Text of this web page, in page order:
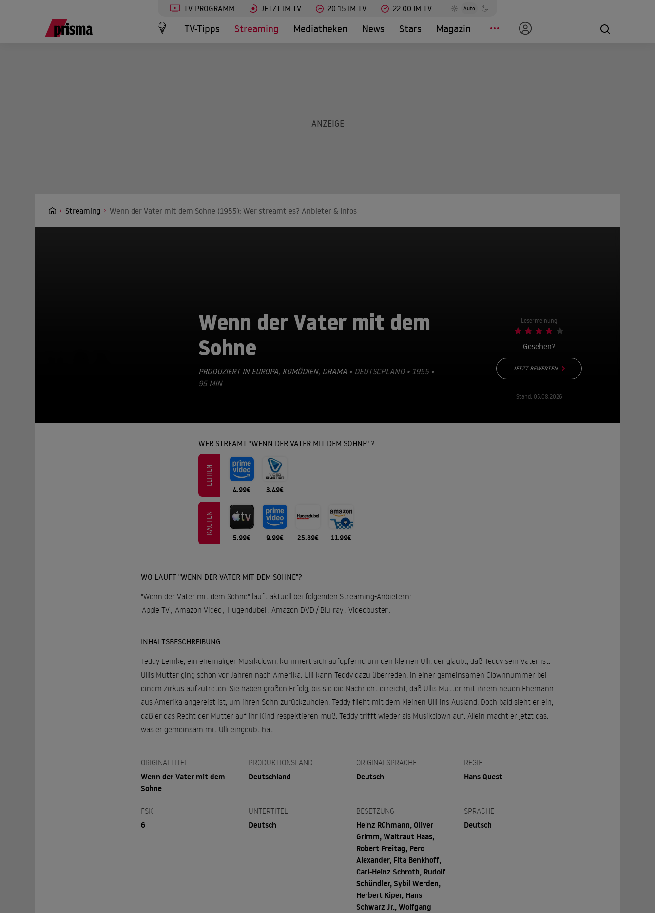
TV-PROGRAMM JETZT IM TV 20:15 IM TV 22:00 IM TV Auto
TV-Tipps Streaming Mediatheken News Stars Magazin
Streaming Wenn der Vater mit dem Sohne (1955): Wer streamt es? Anbieter & Infos
Wenn der Vater mit dem
Sohne
PRODUZIERT IN EUROPA, KOMÖDIEN, DRAMA • DEUTSCHLAND • 1955 •
95 MIN
Lesermeinung
Gesehen?
JETZT BEWERTEN
Stand: 05.08.2026
WER STREAMT "WENN DER VATER MIT DEM SOHNE" ?
LEIHEN
4.99€ 3.49€
KAUFEN
5.99€ 9.99€ 25.89€ 11.99€
WO LÄUFT "WENN DER VATER MIT DEM SOHNE"?
"Wenn der Vater mit dem Sohne" läuft aktuell bei folgenden Streaming-Anbietern:
Apple TV, Amazon Video , Hugendubel , Amazon DVD / Blu-ray, Videobuster.
INHALTSBESCHREIBUNG
Teddy Lemke, ein ehemaliger Musikclown, kümmert sich aufopfernd um den kleinen Ulli, der glaubt, daß Teddy sein Vater ist.
Ullis Mutter ging schon vor Jahren nach Amerika. Ulli kann Teddy dazu überreden, in einer gemeinsamen Clownnummer bei
einem Zirkus aufzutreten. Sie haben großen Erfolg, bis sie die Nachricht erreicht, daß Ullis Mutter mit ihrem neuen Ehemann
aus Amerika angereist ist, um ihren Sohn zurückzuholen. Teddy flieht mit dem kleinen Ulli ins Ausland. Doch bald sieht er ein,
daß er das Recht der Mutter auf ihr Kind respektieren muß. Teddy trifft wieder als Musikclown auf. Allein macht er jetzt das,
was er gemeinsam mit Ulli eingeübt hat.
ORIGINALTITEL
Wenn der Vater mit dem
Sohne
PRODUKTIONSLAND
Deutschland
ORIGINALSPRACHE
Deutsch
REGIE
Hans Quest
FSK
6
UNTERTITEL
Deutsch
BESETZUNG
Heinz Rühmann, Oliver
Grimm, Waltraut Haas,
Robert Freitag, Pero
Alexander, Fita Benkhoff,
Carl-Heinz Schroth, Rudolf
Schündler, Sybil Werden,
Herbert Kiper, Hans
Schwarz Jr., Wolfgang
SPRACHE
Deutsch